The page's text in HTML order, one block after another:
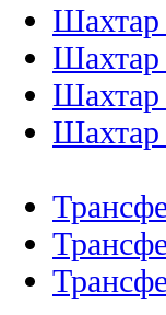
Шахтар
Шахтар
Шахтар